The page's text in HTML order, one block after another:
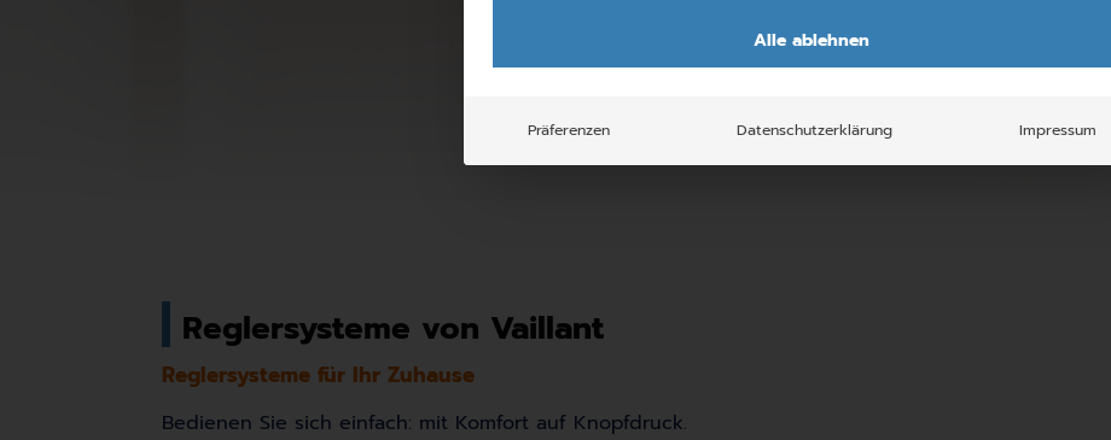
Reglersysteme von Vaillant
Reglersysteme für Ihr Zuhause
Bedienen Sie sich einfach: mit Komfort auf Knopfdruck.
Alle ablehnen
Präferenzen Datenschutzerklärung Impressum